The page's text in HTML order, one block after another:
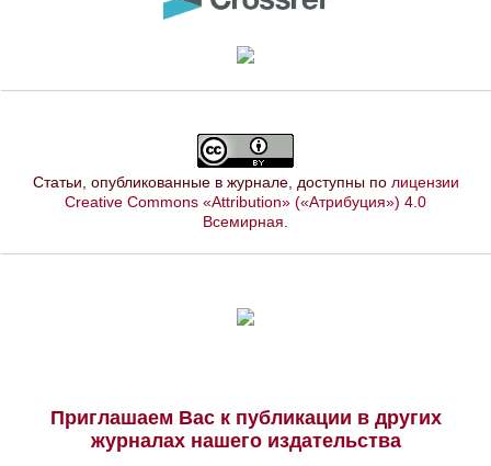
Статьи, опубликованные в журнале, доступны по лицензии
Creative Commons «Attribution» («Атрибуция») 4.0
Всемирная
Приглашаем Вас к публикации в других
журналах нашего издательства